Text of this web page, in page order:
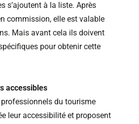
s’ajoutent à la liste. Après
commission, elle est valable
Mais avant cela ils doivent
pour obtenir cette
accessibles
professionnels du tourisme
leur accessibilité et proposent